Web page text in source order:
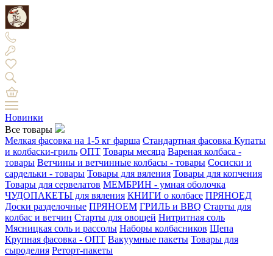
Новинки
Все товары
Мелкая фасовка на 1-5 кг фарша Стандартная фасовка Купаты
и колбаски-гриль ОПТ Товары месяца Вареная колбаса -
товары Ветчины и ветчинные колбасы - товары Сосиски и
сардельки - товары Товары для вяления Товары для копчения
Товары для сервелатов МЕМБРИН - умная оболочка
ЧУДОПАКЕТЫ для вяления КНИГИ о колбасе ПРЯНОЕД
Доски разделочные ПРЯНОЕМ ГРИЛЬ и BBQ Старты для
колбас и ветчин Старты для овощей Нитритная соль
Мясницкая соль и рассолы Наборы колбасников Щепа
Крупная фасовка - ОПТ Вакуумные пакеты Товары для
сыроделия Реторт-пакеты